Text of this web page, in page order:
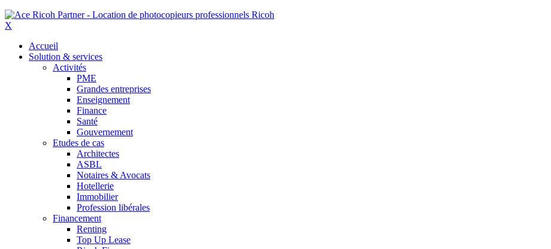
X
Accueil
Solution & services
Activités
PME
Grandes entreprises
Enseignement
Finance
Santé
Gouvernement
Etudes de cas
Architectes
ASBL
Notaires & Avocats
Hotellerie
Immobilier
Profession libérales
Financement
Renting
Top Up Lease